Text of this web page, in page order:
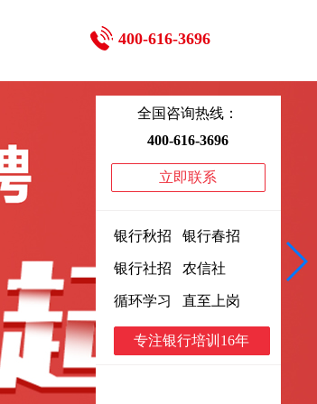
400-616-3696
全国咨询热线：
400-616-3696
立即联系
银行秋招 银行春招
银行社招 农信社
循环学习 直至上岗
专注银行培训16年